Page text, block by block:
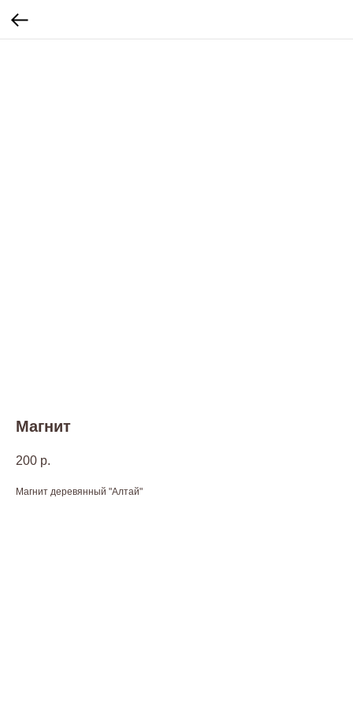
Магнит
200 р.
Магнит деревянный "Алтай"